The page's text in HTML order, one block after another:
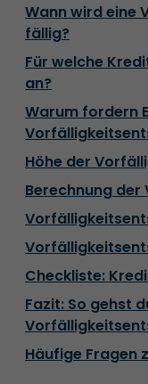
Wann wird eine
fällig?
Für welche
an?
Warum fordern
Höhe der
Berechnung
Checkliste:
Fazit: So gehst
Häufige Fragen